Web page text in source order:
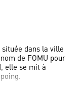
située dans la ville
de FOMU pour
elle se mit à